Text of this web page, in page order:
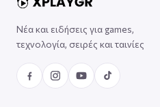
Νέα και ειδήσεις για games,
τεχνολογία, σειρές και ταινίες